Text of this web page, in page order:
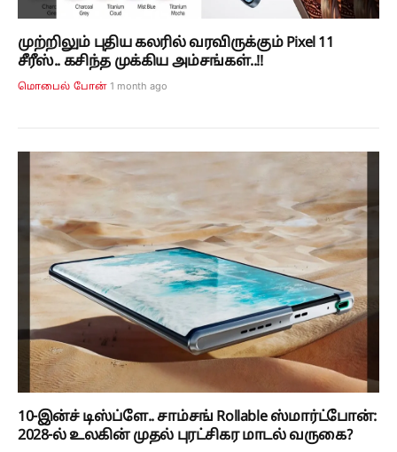
முற்றிலும் புதிய கலரில் வரவிருக்கும் Pixel 11
சீரீஸ்.. கசிந்த முக்கிய அம்சங்கள்..!!
மொபைல் போன் 1 month ago
10-இன்ச் டிஸ்ப்ளே.. சாம்சங் Rollable ஸ்மார்ட்போன்:
2028-ல் உலகின் முதல் புரட்சிகர மாடல் வருகை?